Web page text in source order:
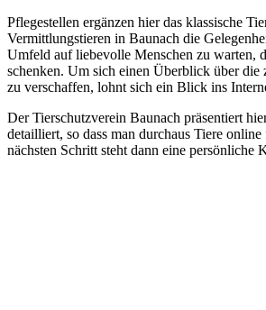
Pflegestellen ergänzen hier das klassische
Vermittlungstieren in Baunach die
Umfeld auf liebevolle Menschen zu warten,
schenken. Um sich einen Überblick über die
zu verschaffen, lohnt sich ein Blick ins
Der Tierschutzverein Baunach präsentiert
detailliert, so dass man durchaus Tiere
nächsten Schritt steht dann eine persönliche